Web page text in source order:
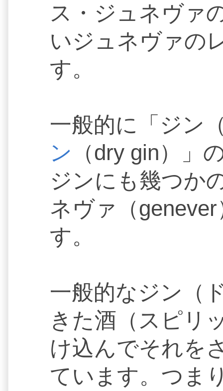
ス・ジュネヴァ
いジュネヴァの
す。
一般的に「ジン
ン
（dry gin）」
ジンにも幾つか
ネヴァ（
す。
一般的なジン（
きた酒（スピリ
け込んでそれを
ています。つ